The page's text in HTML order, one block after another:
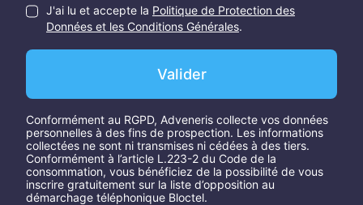
J'ai lu et accepte la Politique de Protection des
Données et les Conditions Générales.
Valider
Conformément au RGPD, Adveneris collecte vos données
personnelles à des fins de prospection. Les informations
collectées ne sont ni transmises ni cédées à des tiers.
Conformément à l’article L.223-2 du Code de la
consommation, vous bénéficiez de la possibilité de vous
inscrire gratuitement sur la liste d’opposition au
démarchage téléphonique Bloctel.